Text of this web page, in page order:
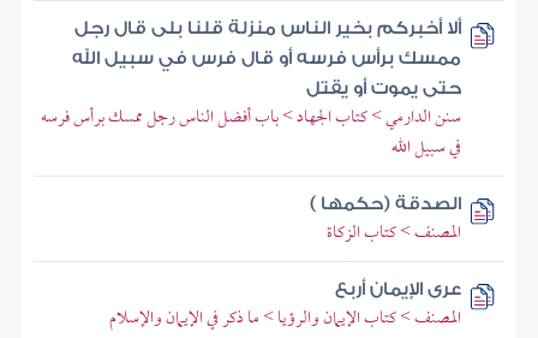
ألا أخبركم بخير الناس منزلة قلنا بلى قال رجل
ممسك برأس فرسه أو قال فرس في سبيل الله
حتى يموت أو يقتل
سنن الدارمي > كتاب الجهاد > باب أفضل الناس رجل ممسك برأس فرسه
في سبيل الله
الصدقة (حكمها )
المصنف > كتاب الزكاة
عرى الإيمان أربع
المصنف > كتاب الإيمان والرؤيا > ما ذكر في الإيمان والإسلام